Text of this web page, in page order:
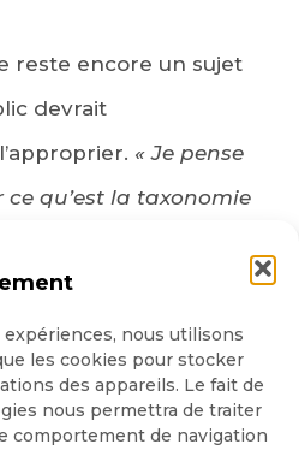
nous utilisons
les cookies pour stocker
des appareils. Le fait de
nous permettra de traiter
comportement de navigation
reste encore un sujet
devrait
« Je pense
qu’est la taxonomie
de tous. Les
moins au fait que
normal. Mais, à partir
va conduire
particulier soit amené